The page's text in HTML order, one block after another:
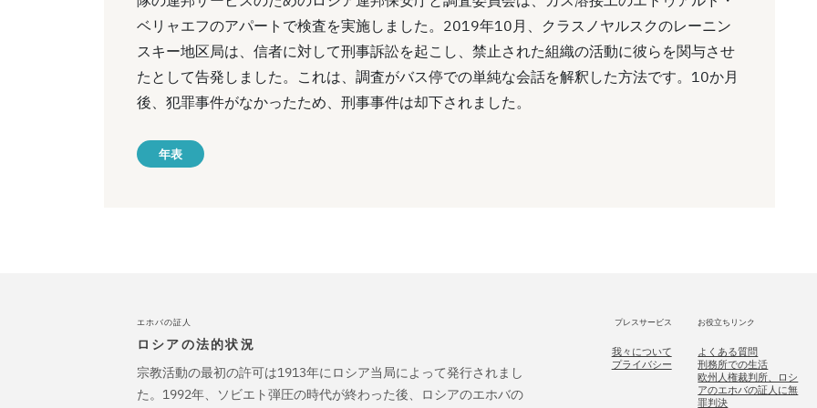
ベリャエフのアパートで検査を実施しました。2019年10月、クラスノヤルスクのレーニン
スキー地区局は、信者に対して刑事訴訟を起こし、禁止された組織の活動に彼らを関与させ
たとして告発しました。これは、調査がバス停での単純な会話を解釈した方法です。10か月
後、犯罪事件がなかったため、刑事事件は却下されました。
年表
エホバの証人
ロシアの法的状況
宗教活動の最初の許可は1913年にロシア当局によって発行されまし
た。1992年、ソビエト弾圧の時代が終わった後、ロシアのエホバの
プレスサービス
我々について
プライバシー
お役立ちリンク
よくある質問
刑務所での生活
欧州人権裁判所、ロシ
アのエホバの証人に無
罪判決